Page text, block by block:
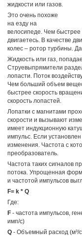
жидкости или газов.
Это очень похоже
на езду на
велосипеде. Чем
двигаетесь. В качестве
колес – ротор турбины.
Жидкость или газ,
Струевыпрямители
лопасти. Поток
Чем больший объем
быстрее скорость
скорость лопастей.
Лопатки с магнитами
скорости и вызывают
имеет индукционную
импульс. Если
изменения. Частота с
преобразователь.
Частота таких сигналов
потока. Упрощенная
и частотой импульсов
F= k * Q
Где:
F - частота импульсов,
имп/с)
Q - Объемный расход (м³/